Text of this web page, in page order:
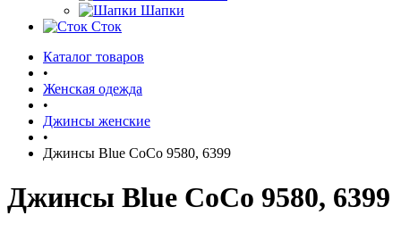
Шапки
Сток
Каталог товаров
•
Женская одежда
•
Джинсы женские
•
Джинсы Blue CoCo 9580, 6399
Джинсы Blue CoCo 9580, 6399